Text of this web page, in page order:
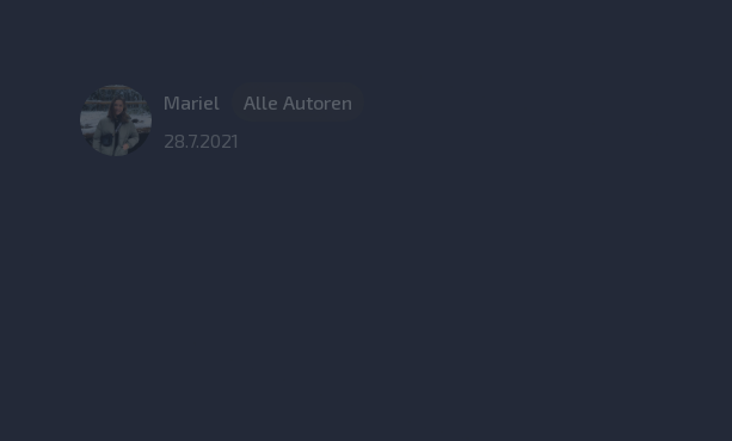
Mariel
Alle Autoren
28.7.2021